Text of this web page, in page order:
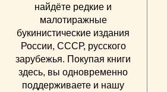
найдёте редкие и
малотиражные
букинистические издания
России, СССР, русского
зарубежья. Покупая книги
здесь, вы одновременно
поддерживаете и нашу